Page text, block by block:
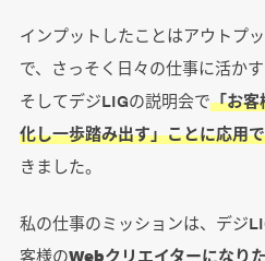
インプットしたことはアウトプ
で、さっそく日々の仕事に活か
そしてデジLIGの説明会で「お客
化し一歩踏み出す」ことに応用
きました。
私の仕事のミッションは、デジ
客様のWebクリエイターになり